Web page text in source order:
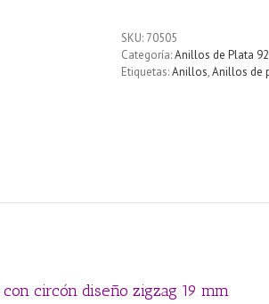
SKU: 70505
Categoría:Anillos de Plata
Etiquetas:Anillos,Anillos de
circón diseño zigzag 19 mm